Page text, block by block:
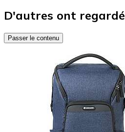
D'autres ont regardé
Passer le contenu